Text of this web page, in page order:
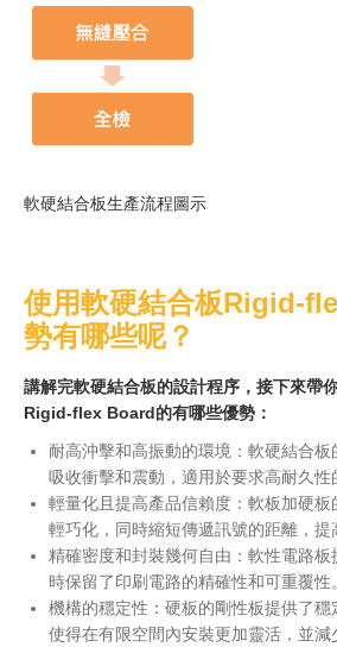
軟硬結合板生產流程圖示
使用軟硬結合板Rigid-
勢有哪些呢？
講解完軟硬結合板的設計程序，接下來帶
Rigid-flex Board的有哪些優勢：
耐高沖擊和高振動的環境：軟硬結合
吸收衝擊和震動，適用於要求高耐久性
輕量化且提高產品信賴度：軟板加硬
輕巧化，同時縮短傳遞訊號的距離，提
精確密度和封裝幾何自由：軟性電路板
時保留了印刷電路的精確性和可重覆性。
機構的穩定性：硬板的剛性板提供了
使得在有限空間內安裝更加靈活，並減